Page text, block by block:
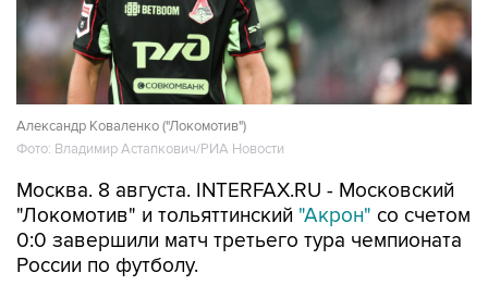
Александр Коваленко ("Локомотив")
Фото: Владимир Астапкович/РИА Новости
Москва. 8 августа. INTERFAX.RU - Московский
"Локомотив" и тольяттинский "Акрон" со счетом
0:0 завершили матч третьего тура чемпионата
России по футболу.